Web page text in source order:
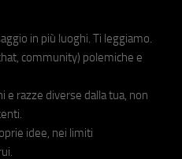
in più luoghi. Ti leggiamo.
community) polemiche e
e razze diverse dalla tua, non
idee, nei limiti